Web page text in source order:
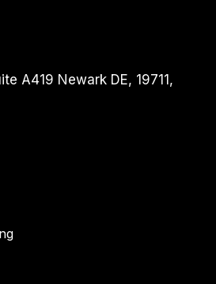
A419 Newark DE, 19711,